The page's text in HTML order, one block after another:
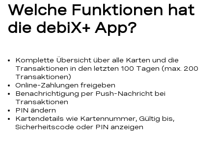
Welche Funktionen hat
die debiX+ App?
Komplette Übersicht über alle Karten und die
Transaktionen in den letzten 100 Tagen (max. 200
Transaktionen)
Online-Zahlungen freigeben
Benachrichtigung per Push-Nachricht bei
Transaktionen
PIN ändern
Kartendetails wie Kartennummer, Gültig bis,
Sicherheitscode oder PIN anzeigen